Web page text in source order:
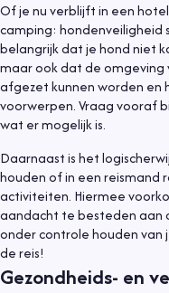
Of je nu verblijft in een
camping: hondenveiligheid
belangrijk dat je hond niet
maar ook dat de omgeving
afgezet kunnen worden
voorwerpen. Vraag vooraf
wat er mogelijk is.
Daarnaast is het
houden of in een reismand
activiteiten. Hiermee
aandacht te besteden aan
onder controle houden van
de reis!
Gezondheids- en